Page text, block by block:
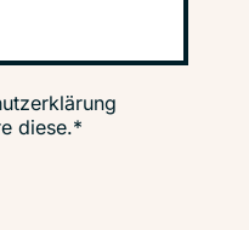
diese.*